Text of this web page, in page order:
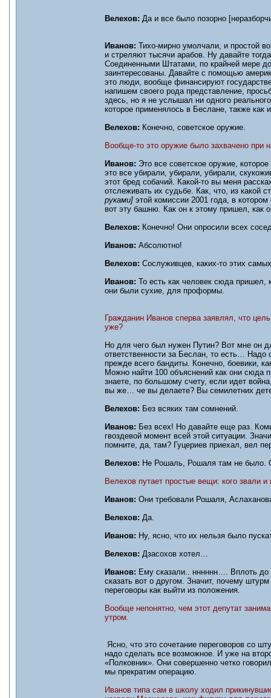
Велехов: Да и все было позорно
Иванов: Тихо-мирно умолчали, и простой
и стреляют тысячи арабов. Ну давайте
Соединенными Штатами, по крайней мере
заинтересованы. Давайте с помощью
это люди, вообще финансируют
напишем своего рода представление,
здесь, но я не услышал ни одного
которое применялось в Беслане, также
Велехов: Конечно, советское оружие.
Вообще-то это оружие было захвачено при
Иванов: Это все советское оружие,
это все убирали, убирали, убирали,
этот бред собачий. Какой-то вы меня
отслеживать их судьбе. Как, что, из какой
руками] этой комиссии 2001 года, в
вот эту башню. Как он к этому пришел, как
Велехов: Конечно! Они опросили всех
Иванов: Абсолютно!
Велехов: Сослуживцев, каких-то этих
Иванов: То есть как человек сюда пришел,
они были сухие, для проформы.
Гражданин Иванов сперва заявлял, что
уже?
Но для чего был нужен Путин? Вот мне он
ответственности за Беслан, то есть…
прежде всего бандиты. Конечно, боевики,
Можно найти 100 объяснений как они сюда
знаете, по большому счету, если идет
вы же… че вы делаете? Вы семилетних
Велехов: Без всяких там сомнений.
Иванов: Без всех! Но давайте еще раз.
гвоздевой момент всей этой ситуации.
помните, да, там? Гуцериев приехал, вел
Велехов: Не Рошаль, Рошаля там не было.
Велехов путает простые вещи: кого звали
Иванов: Они требовали Рошаля,
Велехов: Да.
Иванов: Ну, ясно, что их нельзя было
Велехов: Дзасохов хотел…
Иванов: Ему сказали.. нннннн…. Вплоть до
сказать вот о другом. Значит, почему
переговоры как выйти из положения.
Вообще непонятно, чем этот депутат
утром.
Ясно, что это сочетание переговоров со
надо сделать все возможное. И уже на
«Полковник». Они совершенно четко
мы прекратим операцию.
Иванов типа сам в школу ходил